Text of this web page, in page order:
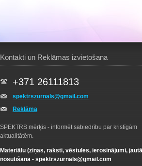
Kontakti un Reklāmas izvietošana
+371 26111813
spektrszurnals@gmail.com
Reklāma
SPEKTRS mērķis - informēt sabiedrību par kristīgām
aktualitātēm.
Materiālu (ziņas, raksti, vēstules, ierosinājumi,
nosūtīšana - spektrszurnals@gmail.com